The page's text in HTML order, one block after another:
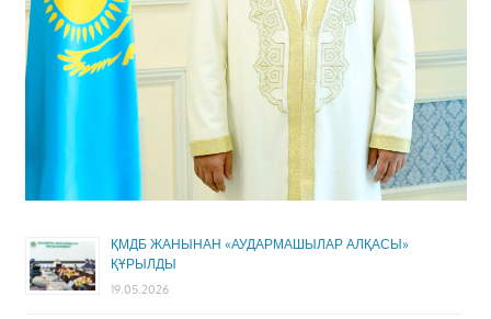
ҚМДБ ЖАНЫНАН «АУДАРМАШЫЛАР АЛҚАСЫ»
ҚҰРЫЛДЫ
19.05.2026